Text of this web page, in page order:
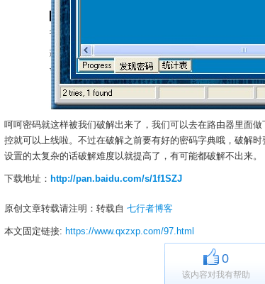
呵呵密码就这样被我们破解出来了，我们可以去在路由器里面
控就可以上线啦。不过在破解之前要有好的密码字典哦，破解
设置的太复杂的话破解难度以就提高了，有可能都破解不出来。
下载地址： http://pan.baidu.com/s/1f1SZJ
原创文章转载请注明：转载自 七行者博客
本文固定链接: https://www.qxzxp.com/97.html
0
该内容对我有帮助